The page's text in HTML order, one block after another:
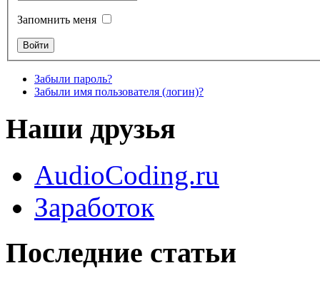
Запомнить меня
Забыли пароль?
Забыли имя пользователя (логин)?
Наши друзья
AudioCoding.ru
Заработок
Последние статьи